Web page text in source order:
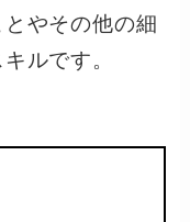
やその他の細
ルです。